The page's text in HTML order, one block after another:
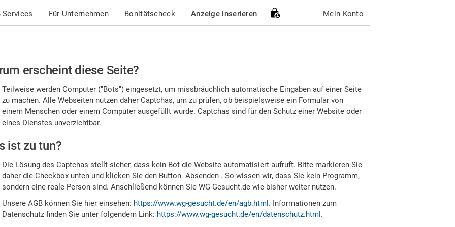
Services Für Unternehmen Bonitätscheck Anzeige inserieren Mein Konto
erscheint diese Seite?
Teilweise werden Computer ("Bots") eingesetzt, um missbräuchlich automatische Eingaben auf einer Seite
zu machen. Alle Webseiten nutzen daher Captchas, um zu prüfen, ob beispielsweise ein Formular von
einem Menschen oder einem Computer ausgefüllt wurde. Captchas sind für den Schutz einer Website oder
eines Dienstes unverzichtbar.
ist zu tun?
Die Lösung des Captchas stellt sicher, dass kein Bot die Website automatisiert aufruft. Bitte markieren Sie
daher die Checkbox unten und klicken Sie den Button "Absenden". So wissen wir, dass Sie kein Programm,
sondern eine reale Person sind. Anschließend können Sie WG-Gesucht.de wie bisher weiter nutzen.
Unsere AGB können Sie hier einsehen: https://www.wg-gesucht.de/en/agb.html . Informationen zum
Datenschutz finden Sie unter folgendem Link: https://www.wg-gesucht.de/en/datenschutz.html .